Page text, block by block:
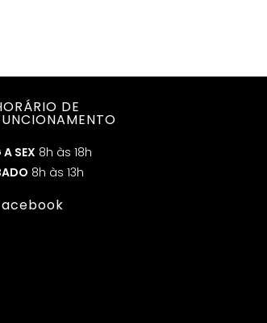
DE
A SEX 8h às 18h
8h às 13h